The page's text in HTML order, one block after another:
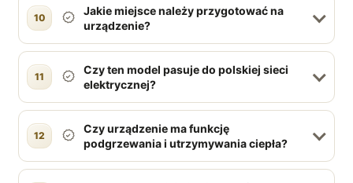
10
Jakie miejsce należy przygotować na
urządzenie?
11
Czy ten model pasuje do polskiej sieci
elektrycznej?
12
Czy urządzenie ma funkcję
podgrzewania i utrzymywania ciepła?